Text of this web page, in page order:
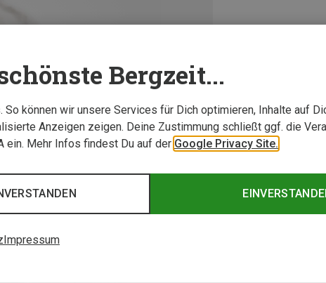
Bergzeit...
können wir unsere Services für Dich optimieren, Inhalte auf
Anzeigen zeigen. Deine Zustimmung schließt ggf. die
ein. Mehr Infos findest Du auf der Google Privacy Site.
Impressum